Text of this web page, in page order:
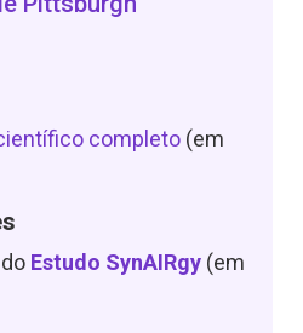
completo (em
Estudo SynAIRgy (em